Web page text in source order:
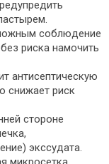
соблюдение
риска намочить
антисептическую
снижает риск
стороне
экссудата.